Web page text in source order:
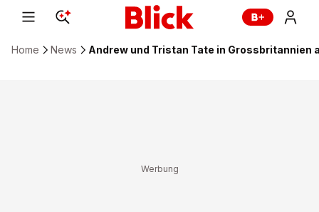
Home News Andrew und Tristan Tate in Grossbritannien